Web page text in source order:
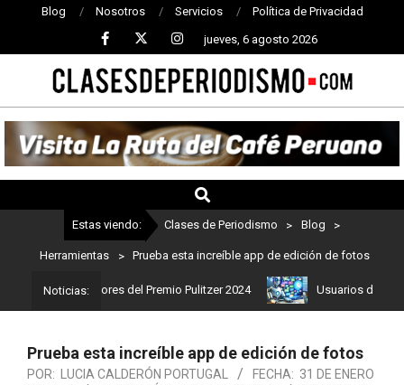
Blog Nosotros Servicios Política de Privacidad
jueves, 6 agosto 2026
CLASES
DE
PERIODISMO
Estas viendo: Clases de Periodismo > Blog >
Herramientas > Prueba esta increíble app de edición de fotos
Noticias:
son los ganadores del Premio Pulitzer 2024 Usuarios de
Prueba esta increíble app de edición de fotos
POR: LUCIA CALDERÓN PORTUGAL FECHA: 31 DE ENERO